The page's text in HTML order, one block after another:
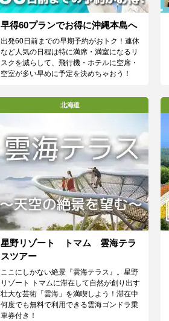
早得60プランでお得に沖縄本島へ
出発60日前までの早期予約がおトク！連休
など人気の日程は特に満席・満室になるリ
スクを減らして、飛行機・ホテルに空席・
空室が多い早めに予定を決めちゃおう！
北海道
星野リゾート トマム 雲海テラ
スツアー
ここにしかない絶景『雲海テラス』。星野
リゾート トマムに滞在して自然が創り出す
壮大な芸術「雲海」を満喫しよう！滞在中
何度でも無料で利用できる雲海ゴンドラ乗
車券付き！